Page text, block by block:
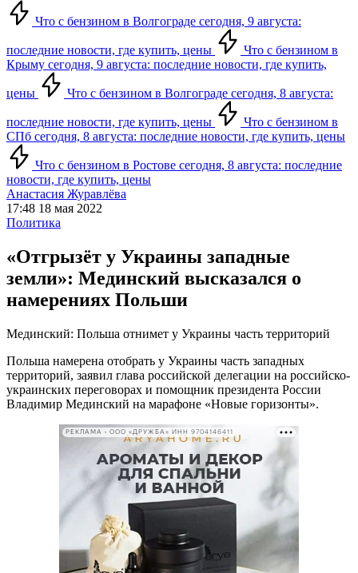
Что с бензином в Волгограде сегодня, 9 августа:
последние новости, где купить, цены
Что с бензином в
Крыму сегодня, 9 августа: последние новости, где купить,
цены Что с бензином в Волгограде сегодня, 8 августа:
последние новости, где купить, цены
Что с бензином в
СПб сегодня, 8 августа: последние новости, где купить, цены
Что с бензином в Ростове сегодня, 8 августа: последние
новости, где купить, цены
Анастасия Журавлёва
17:48 18 мая 2022
Политика
«Отгрызёт у Украины западные
земли»: Мединский высказался о
намерениях Польши
Мединский: Польша отнимет у Украины часть территорий
Польша намерена отобрать у Украины часть западных
территорий, заявил глава российской делегации на российско-
украинских переговорах и помощник президента России
Владимир Мединский на марафоне «Новые горизонты».
РЕКЛАМА • ООО «ДРУЖБА» ИНН 9704146411